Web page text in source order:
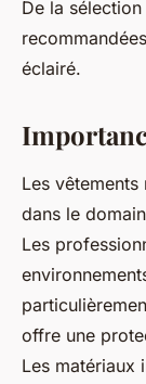
De la
éclairé.
Les
dans le
Les
offre une
Les matériaux